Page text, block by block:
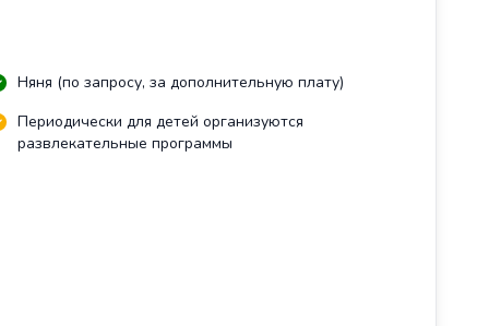
Няня (по запросу, за дополнительную плату)
Периодически для детей организуются
развлекательные программы